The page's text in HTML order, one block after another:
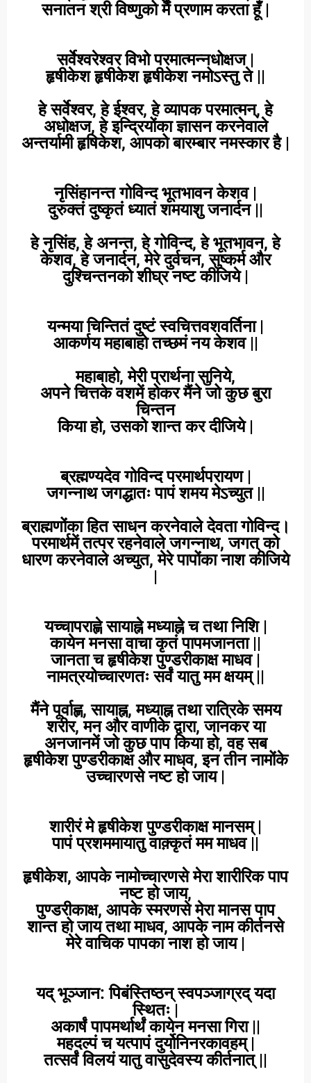
सनातन श्री विष्णुको मैं प्रणाम करता हूँ |
सर्वेश्वरेश्वर विभो परमात्मन्नधोक्षज |
हृषीकेश हृषीकेश हृषीकेश नमोऽस्तु ते ||
हे सर्वेश्वर, हे ईश्वर, हे व्यापक परमात्मन्, हे
अधोक्षज, हे इन्द्रियोंका ज्ञासन करनेवाले
अन्तर्यामी हृषिकेश, आपको बारम्बार नमस्कार है |
नृसिंहानन्त गोविन्द भूतभावन केशव |
दुरुक्तं दुष्कृतं ध्यातं शमयाशु जनार्दन ||
हे नृसिंह, हे अनन्त, हे गोविन्द, हे भूतभावन, हे
केशव, हे जनार्दन, मेरे दुर्वचन, सुष्कर्म और
दुश्चिन्तनको शीघ्र नष्ट कीजिये |
यन्मया चिन्तितं दुष्टं स्वचित्तवशवर्तिना |
आकर्णय महाबाहो तच्छमं नय केशव ||
महाबाहो, मेरी प्रार्थना सुनिये,
अपने चित्तके वशमें होकर मैंने जो कुछ बुरा
चिन्तन
किया हो, उसको शान्त कर दीजिये |
ब्रह्मण्यदेव गोविन्द परमार्थपरायण |
जगन्नाथ जगद्धातः पापं शमय मेऽच्युत||
ब्राह्मणोंका हित साधन करनेवाले देवता गोविन्द।
परमार्थमें तत्पर रहनेवाले जगन्नाथ, जगत् को
धारण करनेवाले अच्युत, मेरे पापोंका नाश कीजिये
|
यच्चापराह्णे सायाह्ने मध्याह्ने च तथा निशि |
कायेन मनसा वाचा कृतं पापमजानता ||
जानता च हृषीकेश पुण्डरीकाक्ष माधव |
नामत्रयोच्चारणतः सर्वं यातु मम क्षयम् ||
मैंने पूर्वाह्ण, सायाह्न, मध्याह्न तथा रात्रिके समय
शरीर, मन और वाणीके द्वारा, जानकर या
अनजानमें जो कुछ पाप किया हो, वह सब
हृषीकेश पुण्डरीकाक्ष और माधव, इन तीन नामोंके
उच्चारणसे नष्ट हो जाय |
शारीरं मे हृषीकेश पुण्डरीकाक्ष मानसम् |
पापं प्रशममायातु वाक़्कृतं मम माधव ||
हृषीकेश, आपके नामोच्चारणसे मेरा शारीरिक पाप
नष्ट हो जाय,
पुण्डरीकाक्ष, आपके स्मरणसे मेरा मानस पाप
शान्त हो जाय तथा माधव, आपके नाम कीर्तनसे
मेरे वाचिक पापका नाश हो जाय |
यद् भूञ्जान: पिबंस्तिष्ठन् स्वपञ्जाग्रद् यदा
स्थितः |
अकार्षं पापमर्थार्थं कायेन मनसा गिरा ||
महदल्पं च यत्पापं दुर्योनिनरकावहम् |
तत्सर्वं विलयं यातु वासुदेवस्य कीर्तनात् ||